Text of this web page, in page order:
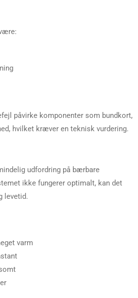
påvirke komponenter som bundkort,
hvilket kræver en teknisk vurdering.
udfordring på bærbare
ikke fungerer optimalt, kan det
levetid.
varm